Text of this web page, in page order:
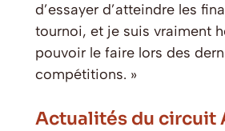
d’essayer d’atteindre les
tournoi, et je suis vraiment
pouvoir le faire lors des
compétitions. »
Actualités du circuit